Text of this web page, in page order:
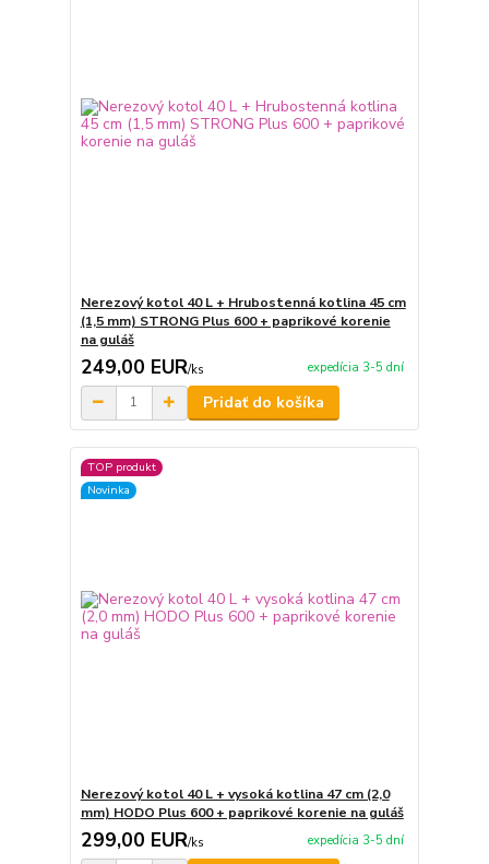
Nerezový kotol 40 L + Hrubostenná kotlina 45 cm
(1,5 mm) STRONG Plus 600 + paprikové korenie
na guláš
249,00 EUR/ks expedícia 3-5 dní
Pridať do košíka
TOP produkt
Novinka
Nerezový kotol 40 L + vysoká kotlina 47 cm (2,0
mm) HODO Plus 600 + paprikové korenie na guláš
299,00 EUR/ks expedícia 3-5 dní